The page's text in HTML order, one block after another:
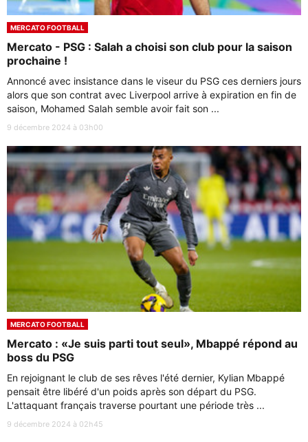
MERCATO FOOTBALL
Mercato - PSG : Salah a choisi son club pour la saison
prochaine !
Annoncé avec insistance dans le viseur du PSG ces derniers jours
alors que son contrat avec Liverpool arrive à expiration en fin de
saison, Mohamed Salah semble avoir fait son ...
9 décembre 2024 à 03h00
MERCATO FOOTBALL
Mercato : «Je suis parti tout seul», Mbappé répond au
boss du PSG
En rejoignant le club de ses rêves l'été dernier, Kylian Mbappé
pensait être libéré d'un poids après son départ du PSG.
L'attaquant français traverse pourtant une période très ...
9 décembre 2024 à 02h45